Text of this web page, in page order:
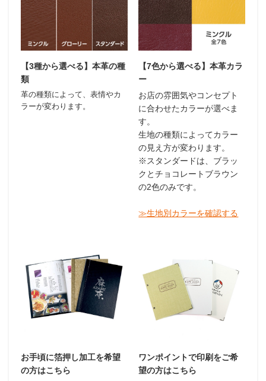
【3種から選べる】本革の種
類
革の種類によって、表情やカ
ラーが変わります。
【7色から選べる】本革カラ
ー
お店の雰囲気やコンセプト
に合わせたカラーが選べま
す。
生地の種類によってカラー
の見え方が変わります。
※スタンダードは、ブラッ
クとチョコレートブラウン
の2色のみです。
≫生地別カラーを確認する
お手頃に箔押し加工を希望
の方はこちら
ワンポイントで印刷をご希
望の方はこちら